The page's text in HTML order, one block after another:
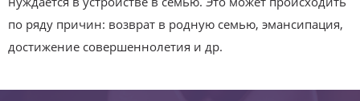
по ряду причин: возврат в родную семью, эмансипация,
достижение совершеннолетия и др.